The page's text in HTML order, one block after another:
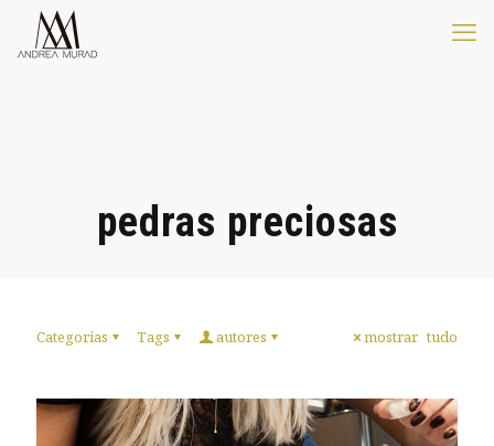
pedras preciosas
Categorias Tags autores mostrar tudo